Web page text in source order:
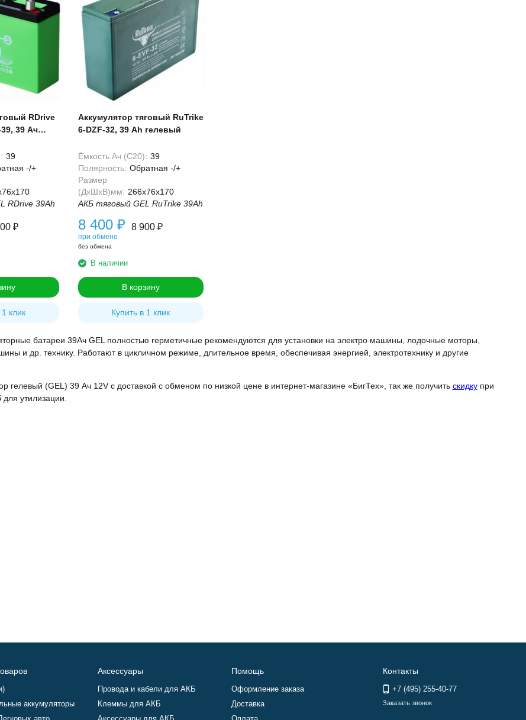
RDrive
39 Ач
39
-/+
RDrive 39Ah
₽
клик
Аккумулятор тяговый RuTrike
6-DZF-32, 39 Ah гелевый
Ёмкость Ач (С20): 39
Полярность: Обратная -/+
Размер
(ДхШхВ)мм: 266x76x170
АКБ тяговый GEL RuTrike 39Ah
8 400 ₽
при обмене
8 900 ₽
без обмена
В наличии
В корзину
Купить в 1 клик
батареи 39Ач GEL полностью герметичные рекомендуются для установки на электро машины, лодочные моторы,
и др. технику. Работают в цикличном режиме, длительное время, обеспечивая энергией, электротехнику и другие
гелевый (GEL) 39 Ач 12V с доставкой с обменом по низкой цене в интернет-магазине «БигТех», так же получить скидкупри
для утилизации.
аккумуляторы
Аксессуары
Провода и кабели для АКБ
Клеммы для АКБ
Помощь
Оформление заказа
Доставка
Контакты
+7 (495) 255-40-77
Заказать звонок